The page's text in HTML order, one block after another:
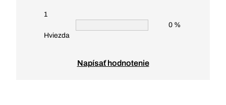
1
Hviezda
0 %
Napísať hodnotenie